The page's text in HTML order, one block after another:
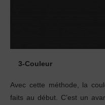
3-Couleur
Avec cette méthode, la
faits au début. C’est un